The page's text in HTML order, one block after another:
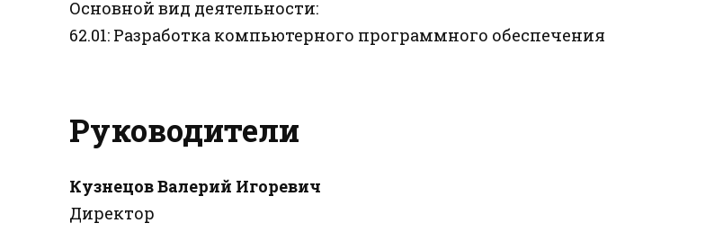
Основной вид деятельности:
62.01: Разработка компьютерного программного обеспечения
Руководители
Кузнецов Валерий Игоревич
Директор